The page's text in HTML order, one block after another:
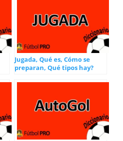
Jugada, Qué es, Cómo se
preparan, Qué tipos hay?